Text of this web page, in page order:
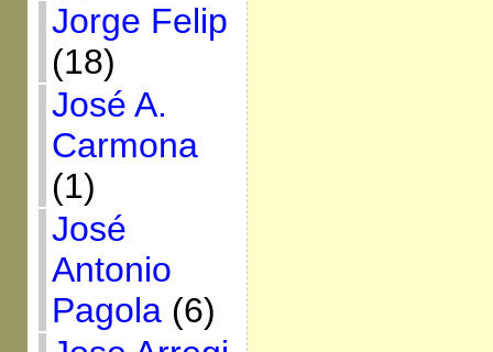
Jorge Felip
(18)
José A.
Carmona
(1)
José
Antonio
Pagola(6)